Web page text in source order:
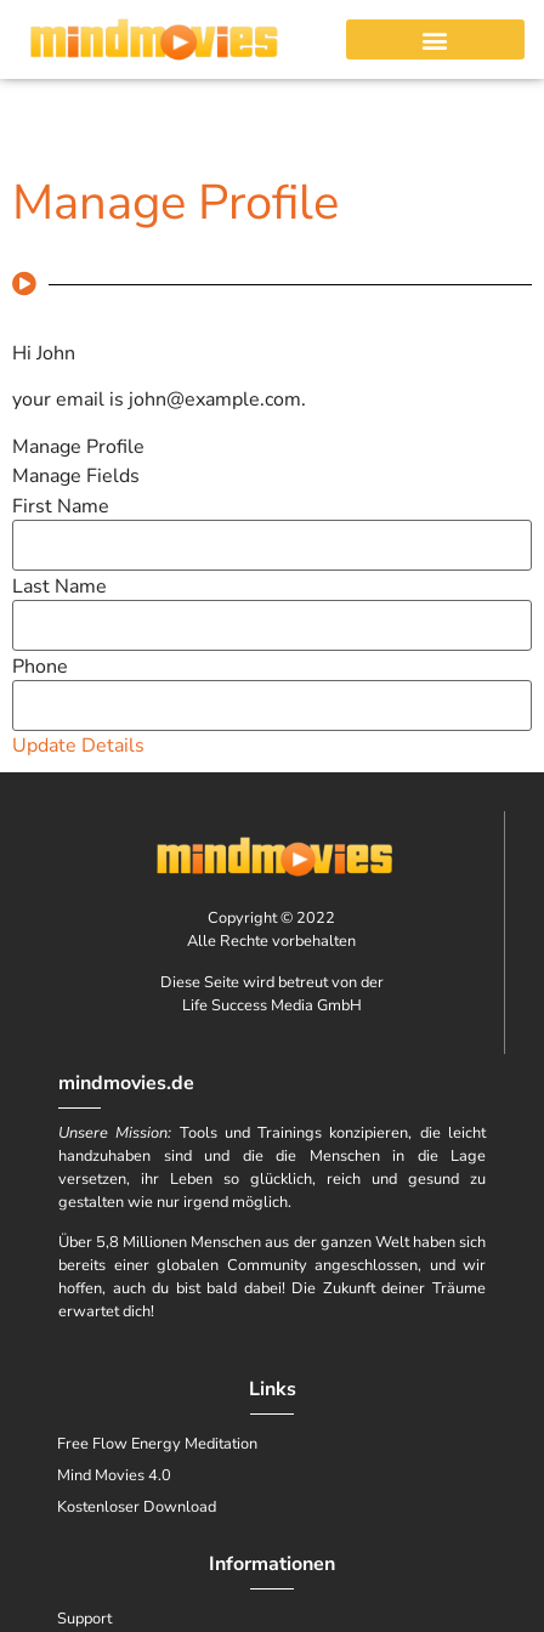
Manage Profile
HiJohn
your email is john@example.com.
Manage Profile
Manage Fields
First Name
Last Name
Phone
Update Details
Copyright © 2022
Alle Rechte vorbehalten
Diese Seite wird betreut von der
Life Success Media GmbH
mindmovies.de
Unsere Mission: Tools und Trainings konzipieren, die leicht
handzuhaben sind und die die Menschen in die Lage
versetzen, ihr Leben so glücklich, reich und gesund zu
gestalten wie nur irgend möglich.
Über 5,8 Millionen Menschen aus der ganzen Welt haben sich
bereits einer globalen Community angeschlossen, und wir
hoffen, auch du bist bald dabei! Die Zukunft deiner Träume
erwartet dich!
Links
Free Flow Energy Meditation
Mind Movies 4.0
Kostenloser Download
Informationen
Support